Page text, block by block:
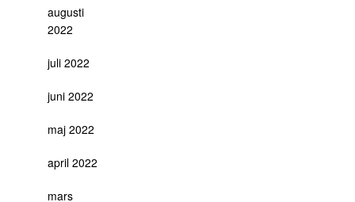
augusti
2022
juli 2022
juni 2022
maj 2022
april 2022
mars